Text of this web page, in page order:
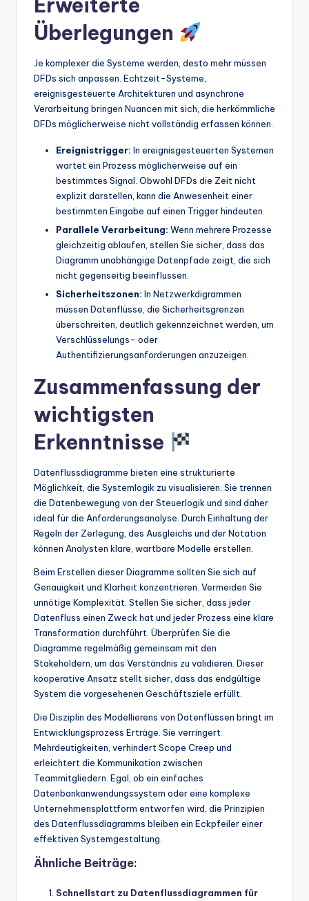
Überlegungen
Je komplexer die Systeme werden, desto mehr müssen
DFDs sich anpassen. Echtzeit-Systeme,
ereignisgesteuerte Architekturen und asynchrone
Verarbeitung bringen Nuancen mit sich, die herkömmliche
DFDs möglicherweise nicht vollständig erfassen können.
Ereignistrigger: In ereignisgesteuerten Systemen
wartet ein Prozess möglicherweise auf ein
bestimmtes Signal. Obwohl DFDs die Zeit nicht
explizit darstellen, kann die Anwesenheit einer
bestimmten Eingabe auf einen Trigger hindeuten.
Parallele Verarbeitung: Wenn mehrere Prozesse
gleichzeitig ablaufen, stellen Sie sicher, dass das
Diagramm unabhängige Datenpfade zeigt, die sich
nicht gegenseitig beeinflussen.
Sicherheitszonen: In Netzwerkdigrammen
müssen Datenflüsse, die Sicherheitsgrenzen
überschreiten, deutlich gekennzeichnet werden, um
Verschlüsselungs- oder
Authentifizierungsanforderungen anzuzeigen.
Zusammenfassung der
wichtigsten
Erkenntnisse
Datenflussdiagramme bieten eine strukturierte
Möglichkeit, die Systemlogik zu visualisieren. Sie trennen
die Datenbewegung von der Steuerlogik und sind daher
ideal für die Anforderungsanalyse. Durch Einhaltung der
Regeln der Zerlegung, des Ausgleichs und der Notation
können Analysten klare, wartbare Modelle erstellen.
Beim Erstellen dieser Diagramme sollten Sie sich auf
Genauigkeit und Klarheit konzentrieren. Vermeiden Sie
unnötige Komplexität. Stellen Sie sicher, dass jeder
Datenfluss einen Zweck hat und jeder Prozess eine klare
Transformation durchführt. Überprüfen Sie die
Diagramme regelmäßig gemeinsam mit den
Stakeholdern, um das Verständnis zu validieren. Dieser
kooperative Ansatz stellt sicher, dass das endgültige
System die vorgesehenen Geschäftsziele erfüllt.
Die Disziplin des Modellierens von Datenflüssen bringt im
Entwicklungsprozess Erträge. Sie verringert
Mehrdeutigkeiten, verhindert Scope Creep und
erleichtert die Kommunikation zwischen
Teammitgliedern. Egal, ob ein einfaches
Datenbankanwendungssystem oder eine komplexe
Unternehmensplattform entworfen wird, die Prinzipien
des Datenflussdiagramms bleiben ein Eckpfeiler einer
effektiven Systemgestaltung.
Ähnliche Beiträge:
Schnellstart zu Datenflussdiagrammen für